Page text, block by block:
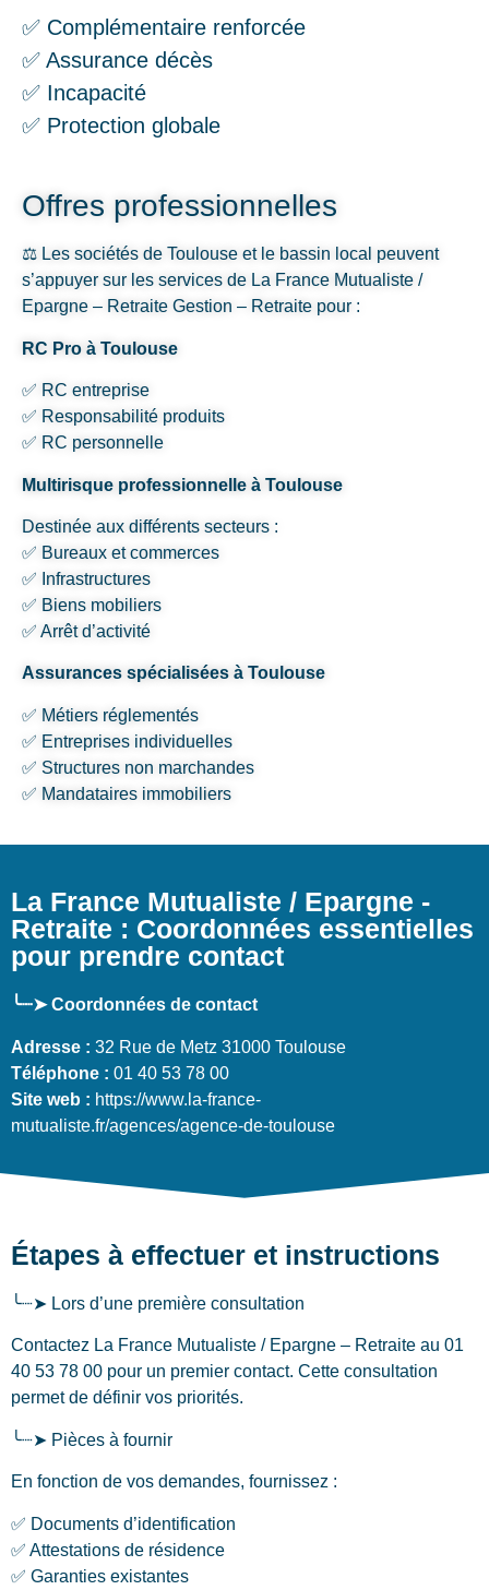
✅ Complémentaire renforcée
✅ Assurance décès
✅ Incapacité
✅ Protection globale
Offres professionnelles
⚖️ Les sociétés de Toulouse et le bassin local peuvent
s’appuyer sur les services de La France Mutualiste /
Epargne – Retraite Gestion – Retraite pour :
RC Pro à Toulouse
✅ RC entreprise
✅ Responsabilité produits
✅ RC personnelle
Multirisque professionnelle à Toulouse
Destinée aux différents secteurs :
✅ Bureaux et commerces
✅ Infrastructures
✅ Biens mobiliers
✅ Arrêt d’activité
Assurances spécialisées à Toulouse
✅ Métiers réglementés
✅ Entreprises individuelles
✅ Structures non marchandes
✅ Mandataires immobiliers
La France Mutualiste / Epargne -
Retraite : Coordonnées essentielles
pour prendre contact
╰┈➤ Coordonnées de contact
Adresse : 32 Rue de Metz 31000 Toulouse
Téléphone : 01 40 53 78 00
Site web : https://www.la-france-
mutualiste.fr/agences/agence-de-toulouse
Étapes à effectuer et instructions
╰┈➤ Lors d’une première consultation
Contactez La France Mutualiste / Epargne – Retraite au 01
40 53 78 00 pour un premier contact. Cette consultation
permet de définir vos priorités.
╰┈➤ Pièces à fournir
En fonction de vos demandes, fournissez :
✅ Documents d’identification
✅ Attestations de résidence
✅ Garanties existantes